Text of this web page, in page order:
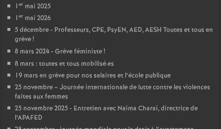
s
o
u
1 er mai 2025
1 er mai 2026
5 décembre - Professeurs, CPE, PsyEN, AED, AESH Toutes et tous en
grève!
8 mars 2024 - Grève féministe!
8 mars : toutes et tous mobilisé·es
19 mars en grève pour nos salaires et l’école publique
25 novembre – Journée internationale de lutte contre les violences
faites aux femmes
25 novembre 2025 - Entretien avec Naïma Charaï, directrice de
l’APAFED